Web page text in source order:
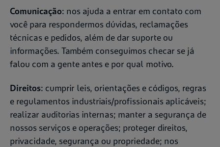
Comunicação: nos ajuda a entrar em contato com
você para respondermos dúvidas, reclamações
técnicas e pedidos, além de dar suporte ou
informações. Também conseguimos checar se já
falou com a gente antes e por qual motivo.
Direitos: cumprir leis, orientações e códigos, regras
e regulamentos industriais/profissionais aplicáveis;
realizar auditorias internas; manter a segurança de
nossos serviços e operações; proteger direitos,
privacidade, segurança ou propriedade; nos